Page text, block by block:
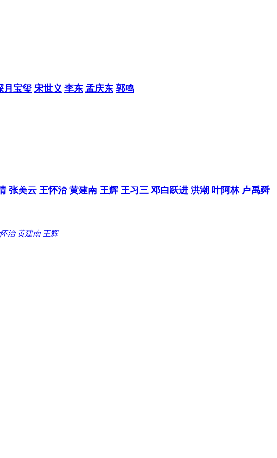
月宝玺 宋世义 李东 孟庆东 郭鸣
张美云 王怀治 黄建南 王辉 王习三 邓白跃进 洪潮 叶阿林 卢禹舜
治 黄建南 王辉